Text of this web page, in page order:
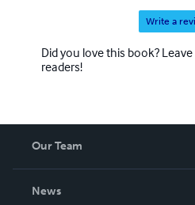
Write a
Did you love this book?
readers!
Our Team
News